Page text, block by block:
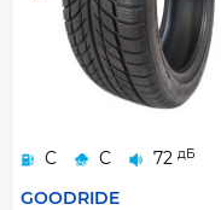
C C 72 дБ
GOODRIDE